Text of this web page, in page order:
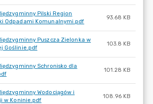
Pilski Region
Odpadami Komunalnymi.pdf
93.68 KB
Puszcza Zielonka w
Goślinie.pdf
103.8 KB
Schronisko dla
101.28 KB
Wodociągów i
w Koninie.pdf
108.96 KB